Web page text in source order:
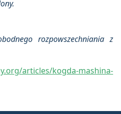
rozpowszechniania z
articles/kogda-mashina-